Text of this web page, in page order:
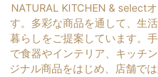
NATURAL KITCHEN & select
す。多彩な商品を通して、生
暮らしをご提案しています。
で食器やインテリア、キッチ
ジナル商品をはじめ、店舗で